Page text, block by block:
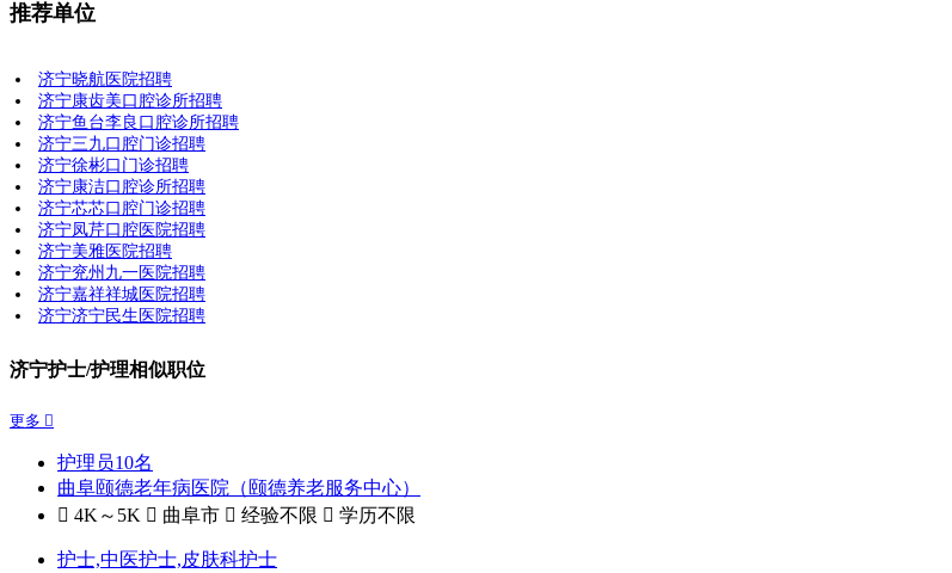
推荐单位
济宁晓航医院招聘
济宁康齿美口腔诊所招聘
济宁鱼台李良口腔诊所招聘
济宁三九口腔门诊招聘
济宁徐彬口门诊招聘
济宁康洁口腔诊所招聘
济宁芯芯口腔门诊招聘
济宁凤芹口腔医院招聘
济宁美雅医院招聘
济宁兖州九一医院招聘
济宁嘉祥祥城医院招聘
济宁济宁民生医院招聘
济宁护士/护理相似职位
更多 
护理员10名
曲阜颐德老年病医院（颐德养老服务中心）
 4K～5K  曲阜市  经验不限  学历不限
护士,中医护士,皮肤科护士